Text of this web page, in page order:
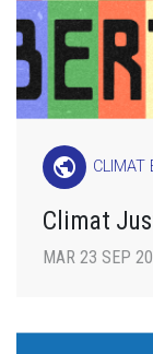
public CLIMAT
Climat
MAR 23 SEP